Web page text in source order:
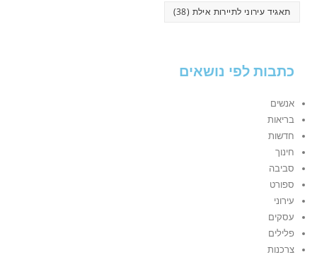
תאגיד עירוני לתיירות אילת (38)
כתבות לפי נושאים
אנשים
בריאות
חדשות
חינוך
סביבה
ספורט
עירוני
עסקים
פלילים
צרכנות